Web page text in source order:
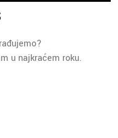
u najkraćem roku.